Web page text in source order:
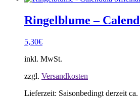
Ringelblume –
5,30€
inkl. MwSt.
zzgl. Versandkosten
Lieferzeit: Saisonbedingt derzeit